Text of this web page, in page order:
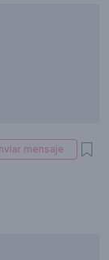
mensaje